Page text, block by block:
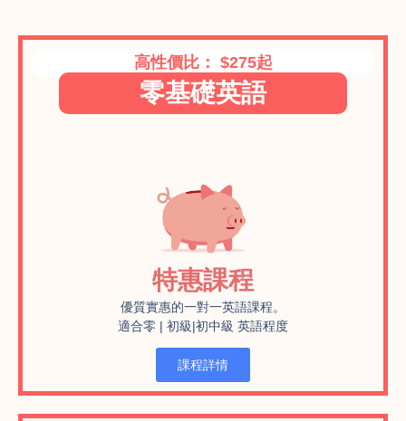
高性價比： $275起
零基礎英語
特惠課程
優質實惠的一對一英語課程。
適合零 | 初級|初中級 英語程度
課程詳情